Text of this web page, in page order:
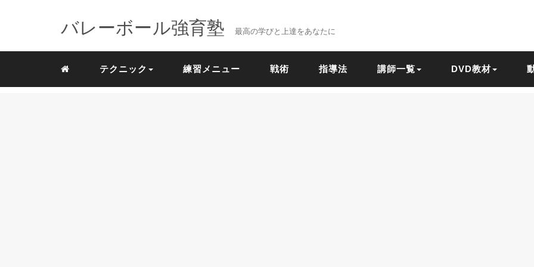
バレーボール強育塾 最高の学びと上達をあなたに
テクニック 練習メニュー 戦術 指導法 講師一覧 DVD教材